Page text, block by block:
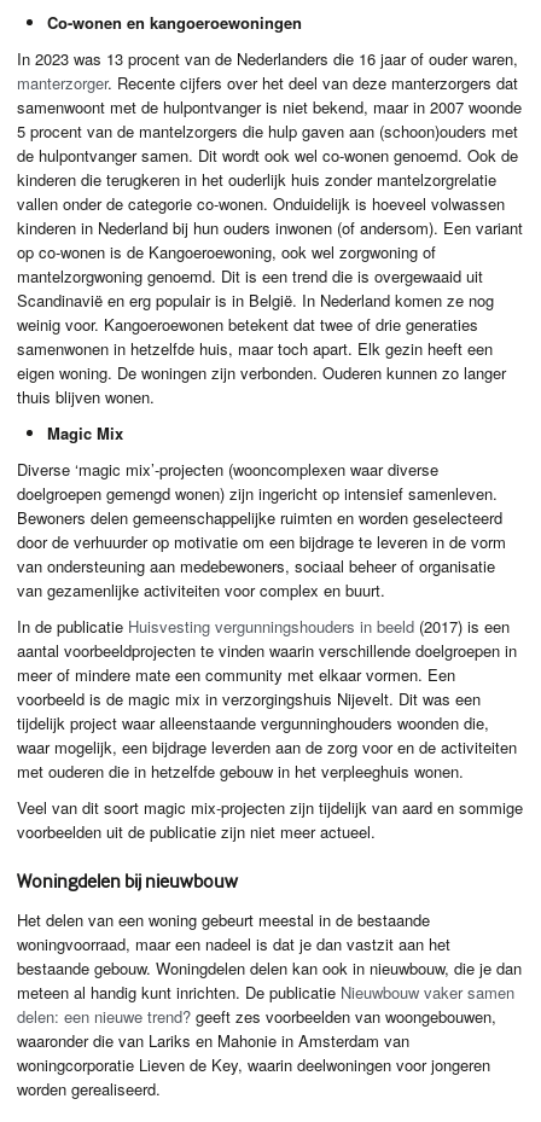
Co-wonen en kangoeroewoningen
In 2023 was 13 procent van de Nederlanders die 16 jaar of ouder waren,
manterzorger. Recente cijfers over het deel van deze manterzorgers dat
samenwoont met de hulpontvanger is niet bekend, maar in 2007 woonde
5 procent van de mantelzorgers die hulp gaven aan (schoon)ouders met
de hulpontvanger samen. Dit wordt ook wel co-wonen genoemd. Ook de
kinderen die terugkeren in het ouderlijk huis zonder mantelzorgrelatie
vallen onder de categorie co-wonen. Onduidelijk is hoeveel volwassen
kinderen in Nederland bij hun ouders inwonen (of andersom). Een variant
op co-wonen is de Kangoeroewoning, ook wel zorgwoning of
mantelzorgwoning genoemd. Dit is een trend die is overgewaaid uit
Scandinavië en erg populair is in België. In Nederland komen ze nog
weinig voor. Kangoeroewonen betekent dat twee of drie generaties
samenwonen in hetzelfde huis, maar toch apart. Elk gezin heeft een
eigen woning. De woningen zijn verbonden. Ouderen kunnen zo langer
thuis blijven wonen.
Magic Mix
Diverse ‘magic mix’-projecten (wooncomplexen waar diverse
doelgroepen gemengd wonen) zijn ingericht op intensief samenleven.
Bewoners delen gemeenschappelijke ruimten en worden geselecteerd
door de verhuurder op motivatie om een bijdrage te leveren in de vorm
van ondersteuning aan medebewoners, sociaal beheer of organisatie
van gezamenlijke activiteiten voor complex en buurt.
In de publicatie Huisvesting vergunningshouders in beeld (2017) is een
aantal voorbeeldprojecten te vinden waarin verschillende doelgroepen in
meer of mindere mate een community met elkaar vormen. Een
voorbeeld is de magic mix in verzorgingshuis Nijevelt. Dit was een
tijdelijk project waar alleenstaande vergunninghouders woonden die,
waar mogelijk, een bijdrage leverden aan de zorg voor en de activiteiten
met ouderen die in hetzelfde gebouw in het verpleeghuis wonen.
Veel van dit soort magic mix-projecten zijn tijdelijk van aard en sommige
voorbeelden uit de publicatie zijn niet meer actueel.
Woningdelen bij nieuwbouw
Het delen van een woning gebeurt meestal in de bestaande
woningvoorraad, maar een nadeel is dat je dan vastzit aan het
bestaande gebouw. Woningdelen delen kan ook in nieuwbouw, die je dan
meteen al handig kunt inrichten. De publicatie Nieuwbouw vaker samen
delen: een nieuwe trend? geeft zes voorbeelden van woongebouwen,
waaronder die van Lariks en Mahonie in Amsterdam van
woningcorporatie Lieven de Key, waarin deelwoningen voor jongeren
worden gerealiseerd.